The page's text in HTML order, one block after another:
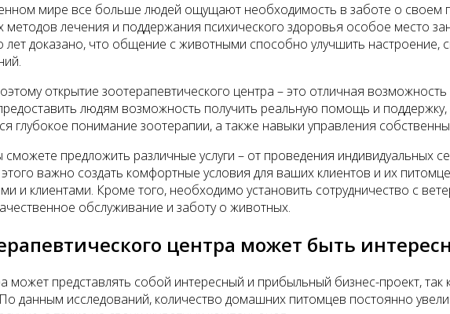
мире все больше людей ощущают необходимость в заботе о своем
методов лечения и поддержания психического здоровья особое место
лет доказано, что общение с животными способно улучшить настроение,
открытие зоотерапевтического центра – это отличная
людям возможность получить реальную помощь и
глубокое понимание зоотерапии, а также навыки управления
предложить различные услуги – от проведения индивидуальных
важно создать комфортные условия для ваших клиентов и их
и клиентами. Кроме того, необходимо установить сотрудничество с
обслуживание и заботу о животных.
центра может быть
может представлять собой интересный и прибыльный бизнес-проект, так
данным исследований, количество домашних питомцев постоянно